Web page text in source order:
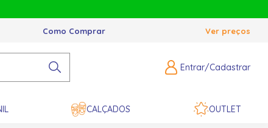
Como Comprar Ver preços
Entrar/Cadastrar
CALÇADOS OUTLET